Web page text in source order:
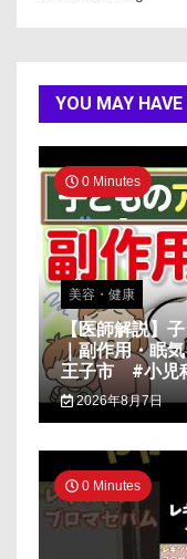
YOU MAY
0 Minutes
美容・健康
【医師解説】
｜副作用・眠
王子市 #小児
2026年8月7日
0 Minutes